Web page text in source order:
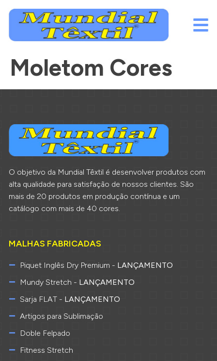
Moletom Cores
O objetivo da Mundial Têxtil é desenvolver produtos com
alta qualidade para satisfação de nossos clientes. São
mais de 20 produtos em produção contínua e um
catálogo com mais de 40 cores.
MALHAS FABRICADAS
Piquet Inglês Dry Premium - LANÇAMENTO
Mundy Stretch - LANÇAMENTO
Sarja FLAT - LANÇAMENTO
Artigos para Sublimação
Doble Felpado
Fitness Stretch